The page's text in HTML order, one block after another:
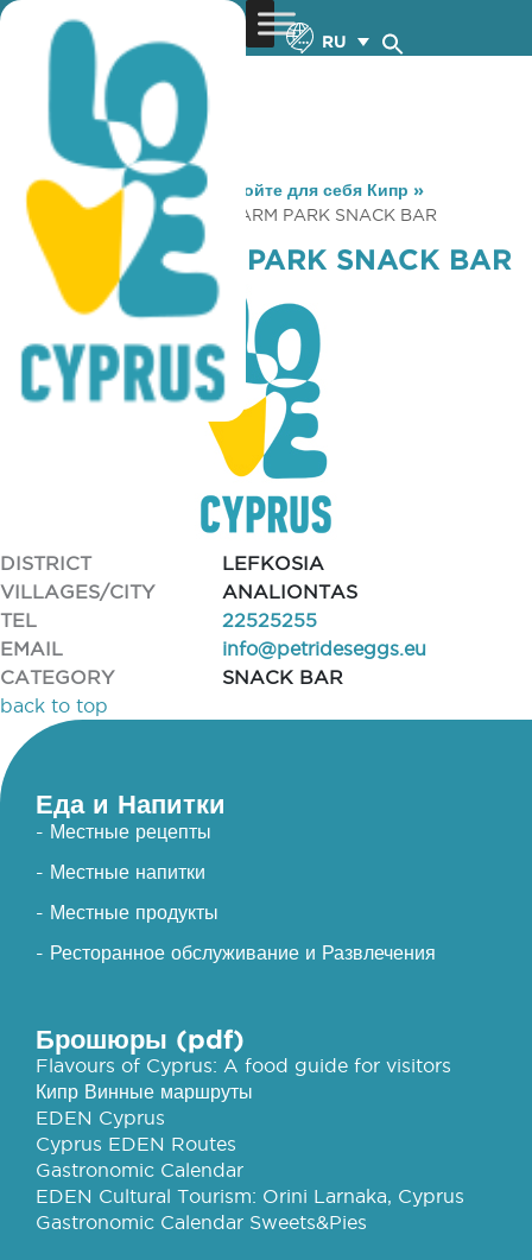
RU
You are here: Home »Откройте для себя Кипр »
Gastronomy
» PETRIDES FARM PARK SNACK BAR
PETRIDES FARM PARK SNACK BAR
DISTRICT
LEFKOSIA
VILLAGES/CITY
ANALIONTAS
TEL
22525255
EMAIL
info@petrideseggs.eu
CATEGORY
SNACK BAR
back to top
Еда и Напитки
- Местные рецепты
- Местные напитки
- Местные продукты
- Ресторанное обслуживание и Развлечения
Брошюры (pdf)
Flavours of Cyprus: A food guide for visitors
Кипр Винные маршруты
EDEN Cyprus
Cyprus EDEN Routes
Gastronomic Calendar
EDEN Cultural Tourism: Orini Larnaka, Cyprus
Gastronomic Calendar Sweets&Pies